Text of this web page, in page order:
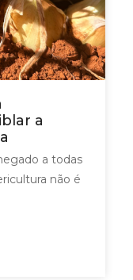
a
a todas
não é